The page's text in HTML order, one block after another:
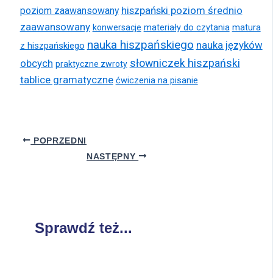
poziom zaawansowany hiszpański poziom średnio
zaawansowany konwersacje materiały do czytania matura
z hiszpańskiego nauka hiszpańskiego nauka języków
obcych praktyczne zwroty słowniczek hiszpański
tablice gramatyczne ćwiczenia na pisanie
POPRZEDNI
NASTĘPNY
Sprawdź też...